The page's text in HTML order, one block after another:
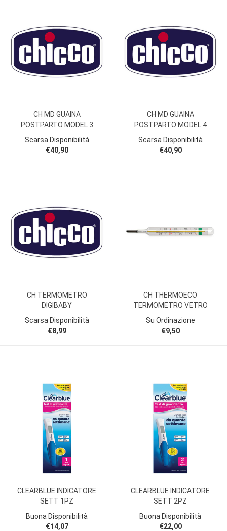
CH MD GUAINA
POSTPARTO MODEL 3
Scarsa Disponibilità
€40,90
CH MD GUAINA
POSTPARTO MODEL 4
Scarsa Disponibilità
€40,90
CH TERMOMETRO
DIGIBABY
Scarsa Disponibilità
€8,99
CH THERMOECO
TERMOMETRO VETRO
Su Ordinazione
€9,50
CLEARBLUE INDICATORE
SETT 1PZ
Buona Disponibilità
€14,07
CLEARBLUE INDICATORE
SETT 2PZ
Buona Disponibilità
€22,00